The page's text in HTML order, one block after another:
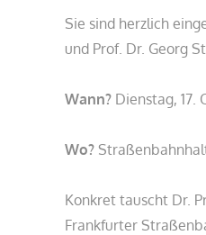
Sie sind herzlich
und Prof. Dr. Georg
Wann? Dienstag, 17.
Wo?
Konkret tauscht Dr.
Frankfurter